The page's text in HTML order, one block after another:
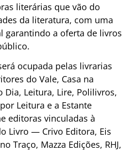
literárias que vão do
da literatura, com uma
garantindo a oferta de livros
ocupada pelas livrarias
do Vale, Casa na
Dia, Leitura, Lire, Polilivros,
Leitura e a Estante
editoras vinculadas à
Livro — Crivo Editora, Eis
Traço, Mazza Edições, RHJ,